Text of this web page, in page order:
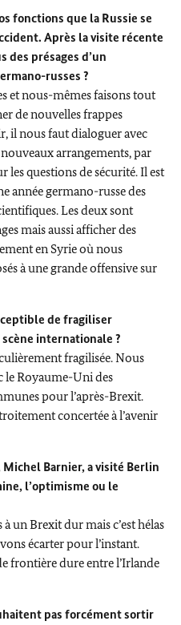
fonctions que la Russie se
Après la visite récente
des présages d’un
russes ?
et nous-mêmes faisons tout
de nouvelles frappes
il nous faut dialoguer avec
arrangements, par
les questions de sécurité. Il est
année germano-russe des
Les deux sont
mais aussi afficher des
en Syrie où nous
à une grande offensive sur
de fragiliser
internationale ?
fragilisée. Nous
le Royaume-Uni des
pour l’après-Brexit.
concertée à l’avenir
Michel Barnier, a visité Berlin
l’optimisme ou le
un Brexit dur mais c’est hélas
écarter pour l’instant.
frontière dure entre l’Irlande
pas forcément sortir